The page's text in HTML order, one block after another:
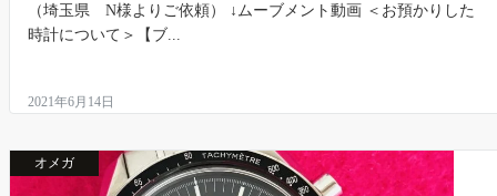
（埼玉県 N様よりご依頼） ↓ムーブメント動画 ＜お預かりした
時計について＞【ブ...
2021年6月14日
オメガ